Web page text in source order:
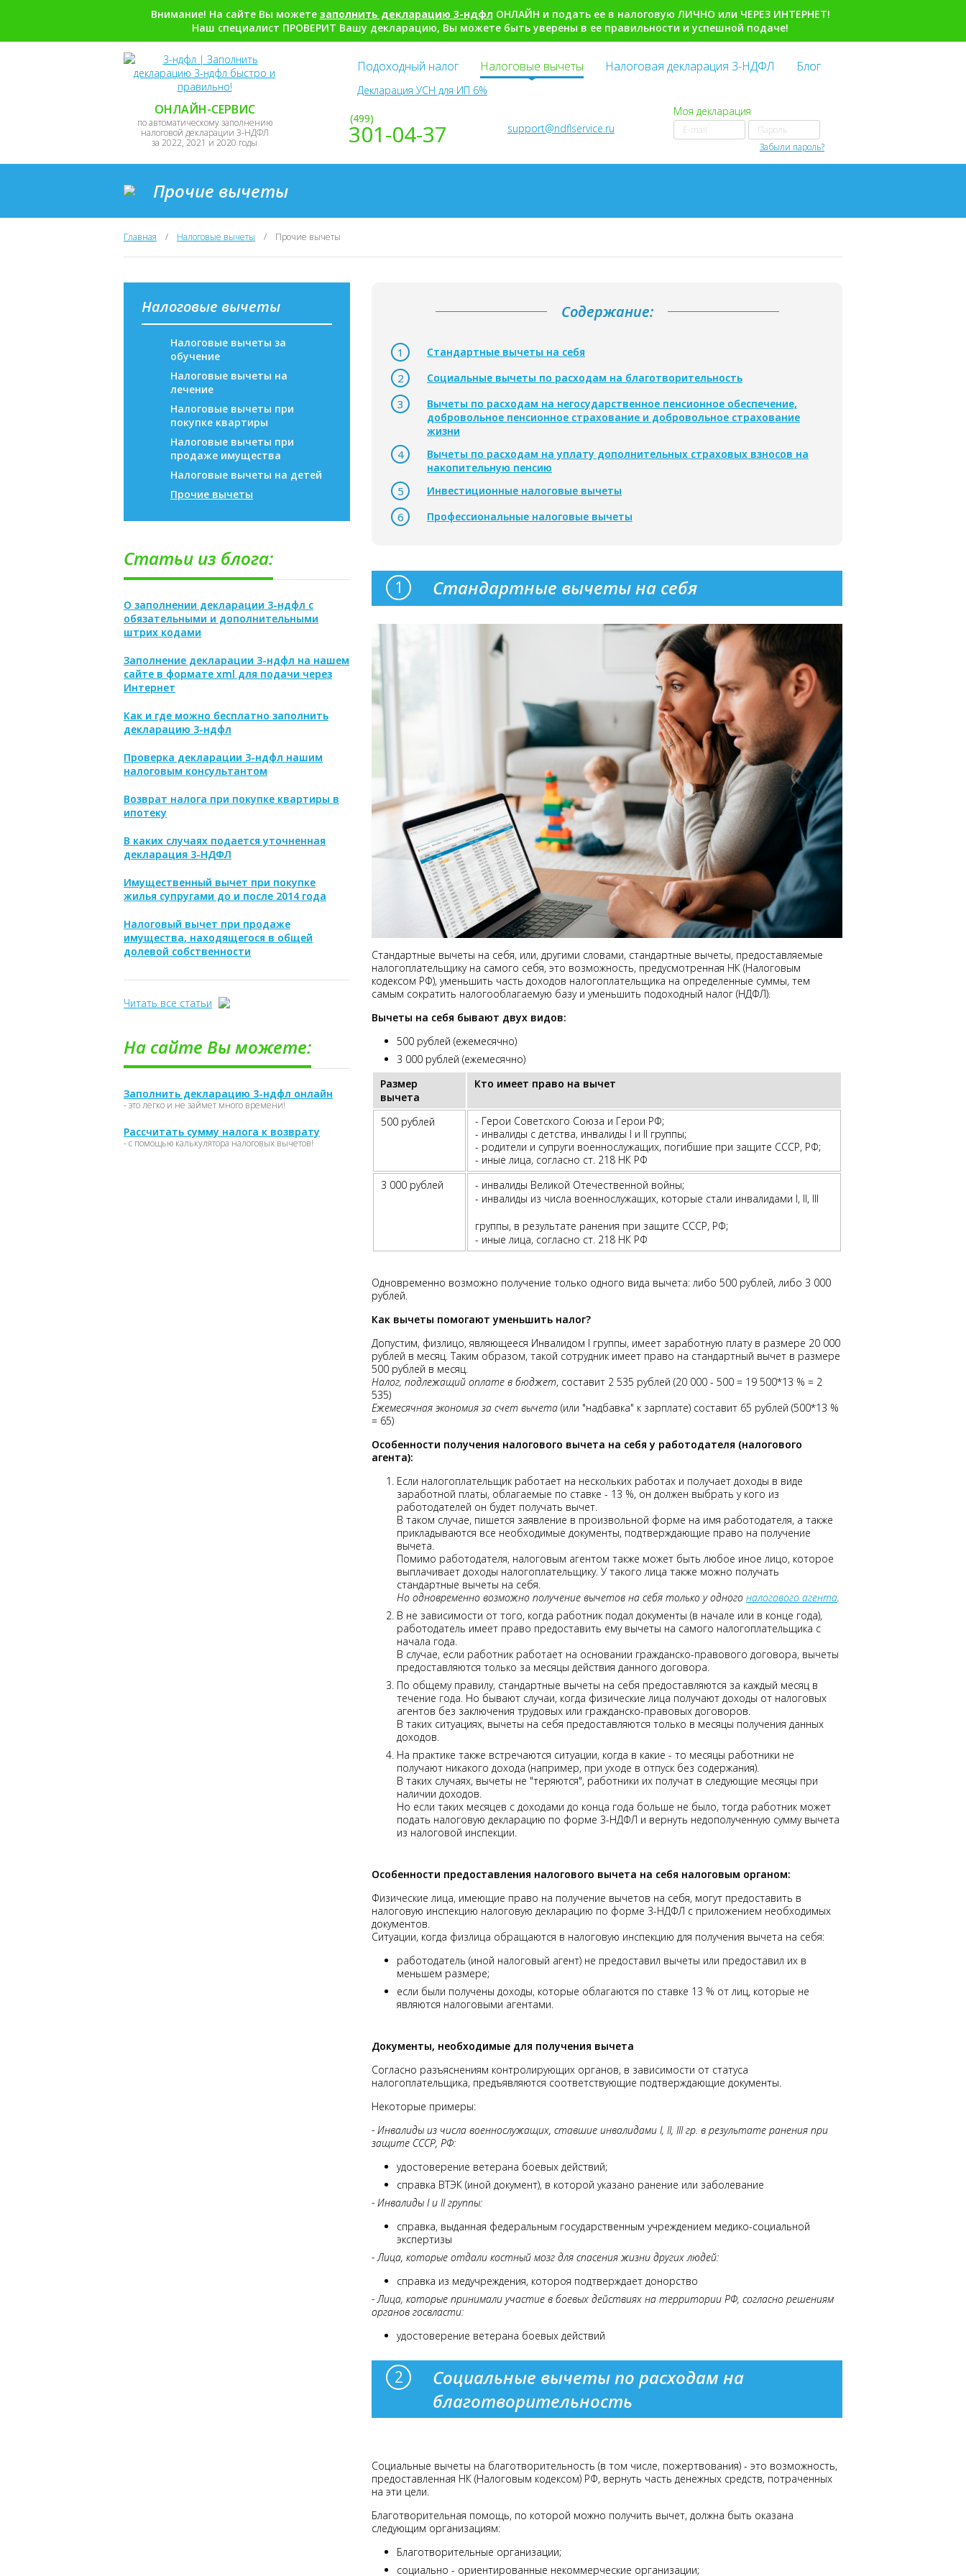
Внимание! На сайте Вы можете заполнить декларацию 3-ндфлОНЛАЙН и подать ее в налоговую ЛИЧНО или ЧЕРЕЗ ИНТЕРНЕТ!
Наш специалист ПРОВЕРИТ Вашу декларацию, Вы можете быть уверены в ее правильности и успешной подаче!
ОНЛАЙН-СЕРВИС
по автоматическому заполнению
налоговой декларации 3-НДФЛ
за 2022, 2021 и 2020 годы
Подоходный налог Налоговые вычеты Налоговая декларация 3-НДФЛ Блог
Декларация УСН для ИП 6%
(499)
301-04-37 support@ndflservice.ru
Моя декларация
Забыли пароль?
Прочие вычеты
Главная / Налоговые вычеты / Прочие вычеты
Налоговые вычеты
Налоговые вычеты за
обучение
Налоговые вычеты на
лечение
Налоговые вычеты при
покупке квартиры
Налоговые вычеты при
продаже имущества
Налоговые вычеты на детей
Прочие вычеты
Статьи из блога:
О заполнении декларации 3-ндфл с
обязательными и дополнительными
штрих кодами
Заполнение декларации 3-ндфл на нашем
сайте в формате xml для подачи через
Интернет
Как и где можно бесплатно заполнить
декларацию 3-ндфл
Проверка декларации 3-ндфл нашим
налоговым консультантом
Возврат налога при покупке квартиры в
ипотеку
В каких случаях подается уточненная
декларация 3-НДФЛ
Имущественный вычет при покупке
жилья супругами до и после 2014 года
Налоговый вычет при продаже
имущества, находящегося в общей
долевой собственности
Читать все статьи
На сайте Вы можете:
Заполнить декларацию 3-ндфл онлайн
- это легко и не займет много времени!
Рассчитать сумму налога к возврату
- с помощью калькулятора налоговых вычетов!
Содержание:
Стандартные вычеты на себя
Социальные вычеты по расходам на благотворительность
Вычеты по расходам на негосударственное пенсионное обеспечение,
добровольное пенсионное страхование и добровольное страхование
жизни
Вычеты по расходам на уплату дополнительных страховых взносов на
накопительную пенсию
Инвестиционные налоговые вычеты
Профессиональные налоговые вычеты
Стандартные вычеты на себя
Стандартные вычеты на себя, или, другими словами, стандартные вычеты, предоставляемые
налогоплательщику на самого себя, это возможность, предусмотренная НК (Налоговым
кодексом РФ), уменьшить часть доходов налогоплательщика на определенные суммы, тем
самым сократить налогооблагаемую базу и уменьшить подоходный налог (НДФЛ).
Вычеты на себя бывают двух видов:
500 рублей (ежемесячно)
3 000 рублей (ежемесячно)
Размер
вычета
Кто имеет право на вычет
500 рублей
- Герои Советского Союза и Герои РФ;
- инвалиды с детства, инвалиды I и II группы;
- родители и супруги военнослужащих, погибшие при защите СССР, РФ;
- иные лица, согласно ст. 218 НК РФ
3 000 рублей
- инвалиды Великой Отечественной войны;
- инвалиды из числа военнослужащих, которые стали инвалидами I, II, III
группы, в результате ранения при защите СССР, РФ;
- иные лица, согласно ст. 218 НК РФ
Одновременно возможно получение только одного вида вычета: либо 500 рублей, либо 3 000
рублей.
Как вычеты помогают уменьшить налог?
Допустим, физлицо, являющееся Инвалидом I группы, имеет заработную плату в размере 20 000
рублей в месяц. Таким образом, такой сотрудник имеет право на стандартный вычет в размере
500 рублей в месяц.
Налог, подлежащий оплате в бюджет, составит 2 535 рублей (20 000 - 500 = 19 500*13 % = 2
535)
Ежемесячная экономия за счет вычета (или "надбавка" к зарплате) составит 65 рублей (500*13 %
= 65)
Особенности получения налогового вычета на себя у работодателя (налогового
агента):
Если налогоплательщик работает на нескольких работах и получает доходы в виде
заработной платы, облагаемые по ставке - 13 %, он должен выбрать у кого из
работодателей он будет получать вычет.
В таком случае, пишется заявление в произвольной форме на имя работодателя, а также
прикладываются все необходимые документы, подтверждающие право на получение
вычета.
Помимо работодателя, налоговым агентом также может быть любое иное лицо, которое
выплачивает доходы налогоплательщику. У такого лица также можно получать
стандартные вычеты на себя.
Но одновременно возможно получение вычетов на себя только у одного налогового агента
В не зависимости от того, когда работник подал документы (в начале или в конце года),
работодатель имеет право предоставить ему вычеты на самого налогоплательщика с
начала года.
В случае, если работник работает на основании гражданско-правового договора, вычеты
предоставляются только за месяцы действия данного договора.
По общему правилу, стандартные вычеты на себя предоставляются за каждый месяц в
течение года. Но бывают случаи, когда физические лица получают доходы от налоговых
агентов без заключения трудовых или гражданско-правовых договоров.
В таких ситуациях, вычеты на себя предоставляются только в месяцы получения данных
доходов.
На практике также встречаются ситуации, когда в какие - то месяцы работники не
получают никакого дохода (например, при уходе в отпуск без содержания).
В таких случаях, вычеты не "теряются", работники их получат в следующие месяцы при
наличии доходов.
Но если таких месяцев с доходами до конца года больше не было, тогда работник может
подать налоговую декларацию по форме 3-НДФЛ и вернуть недополученную сумму вычета
из налоговой инспекции.
Особенности предоставления налогового вычета на себя налоговым органом:
Физические лица, имеющие право на получение вычетов на себя, могут предоставить в
налоговую инспекцию налоговую декларацию по форме 3-НДФЛ с приложением необходимых
документов.
Ситуации, когда физлица обращаются в налоговую инспекцию для получения вычета на себя:
работодатель (иной налоговый агент) не предоставил вычеты или предоставил их в
меньшем размере;
если были получены доходы, которые облагаются по ставке 13 % от лиц, которые не
являются налоговыми агентами.
Документы, необходимые для получения вычета
Согласно разъяснениям контролирующих органов, в зависимости от статуса
налогоплательщика, предъявляются соответствующие подтверждающие документы.
Некоторые примеры:
- Инвалиды из числа военнослужащих, ставшие инвалидами I, II, III гр. в результате ранения при
защите СССР, РФ:
удостоверение ветерана боевых действий;
справка ВТЭК (иной документ), в которой указано ранение или заболевание
- Инвалиды I и II группы:
справка, выданная федеральным государственным учреждением медико-социальной
экспертизы
- Лица, которые отдали костный мозг для спасения жизни других людей:
справка из медучреждения, котороя подтверждает донорство
- Лица, которые принимали участие в боевых действиях на территории РФ, согласно решениям
органов госвласти:
удостоверение ветерана боевых действий
Социальные вычеты по расходам на
благотворительность
Социальные вычеты на благотворительность (в том числе, пожертвования) - это возможность,
предоставленная НК (Налоговым кодексом) РФ, вернуть часть денежных средств, потраченных
на эти цели.
Благотворительная помощь, по которой можно получить вычет, должна быть оказана
следующим организациям:
Благотворительные организации;
социально - ориентированные некоммерческие организации;